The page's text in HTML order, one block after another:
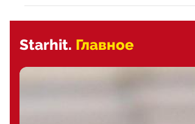
Starhit. Главное